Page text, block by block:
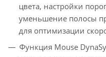
цвета, настройки
уменьшение полосы
для оптимизации
Функция Mouse